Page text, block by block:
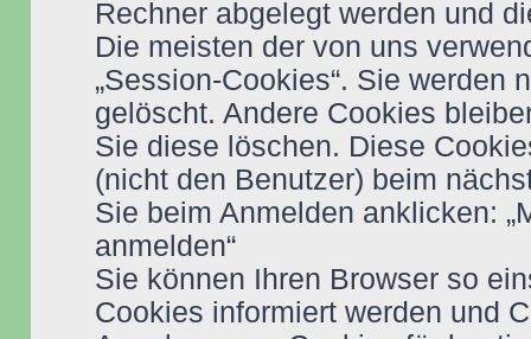
Rechner abgelegt werden und
Die meisten der von uns
„Session-Cookies“. Sie werden
gelöscht. Andere Cookies
Sie diese löschen. Diese
(nicht den Benutzer) beim
Sie beim Anmelden anklicken:
anmelden“
Sie können Ihren Browser so
Cookies informiert werden und